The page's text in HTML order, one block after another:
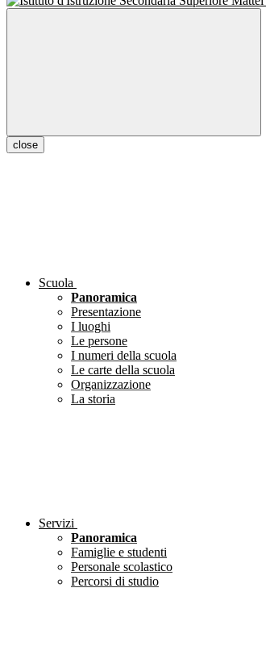
close
Scuola
Panoramica
Presentazione
I luoghi
Le persone
I numeri della scuola
Le carte della scuola
Organizzazione
La storia
Servizi
Panoramica
Famiglie e studenti
Personale scolastico
Percorsi di studio